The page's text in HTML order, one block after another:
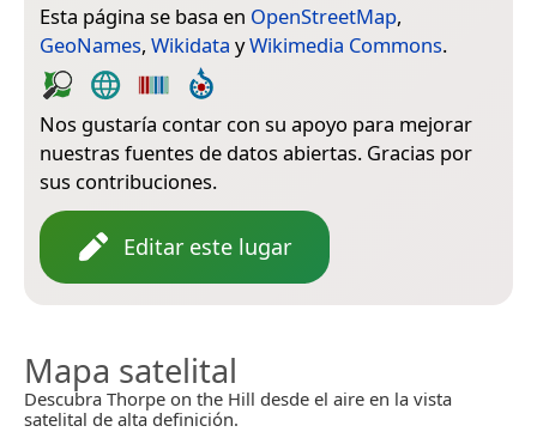
Esta página se basa en OpenStreetMap,
GeoNames, Wikidata yWikimedia Commons.
Nos gustaría contar con su apoyo para mejorar
nuestras fuentes de datos abiertas. Gracias por
sus contribuciones.
Editar este lugar
Mapa satelital
Descubra Thorpe on the Hill desde el aire en la vista
satelital de alta definición.